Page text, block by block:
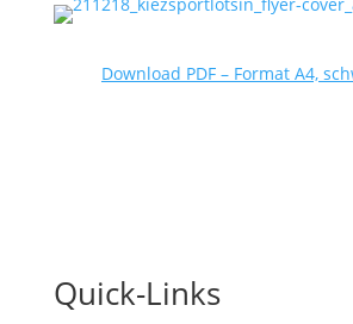
Download PDF – Format A4,
Quick-Links